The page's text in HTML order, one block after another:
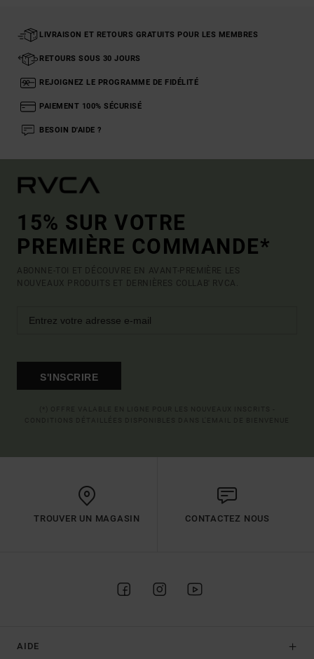
LIVRAISON ET RETOURS GRATUITS POUR LES MEMBRES
RETOURS SOUS 30 JOURS
REJOIGNEZ LE PROGRAMME DE FIDÉLITÉ
PAIEMENT 100% SÉCURISÉ
BESOIN D'AIDE ?
15% SUR VOTRE
PREMIÈRE COMMANDE*
ABONNE-TOI ET DÉCOUVRE EN AVANT-PREMIÈRE LES
NOUVEAUX PRODUITS ET DERNIÈRES COLLAB' RVCA.
S'INSCRIRE
TROUVER UN MAGASIN CONTACTEZ NOUS
AIDE